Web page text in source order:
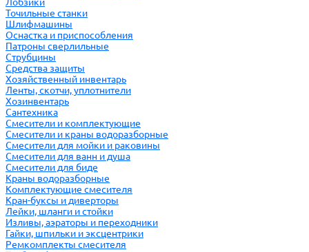
Точильные станки
Шлифмашины
Оснастка и приспособления
Патроны сверлильные
Струбцины
Средства защиты
Хозяйственный инвентарь
Ленты, скотчи, уплотнители
Хозинвентарь
Сантехника
Смесители и комплектующие
Смесители и краны водоразборные
Смесители для мойки и раковины
Смесители для ванн и душа
Смесители для биде
Краны водоразборные
Комплектующие смесителя
Кран-буксы и диверторы
Лейки, шланги и стойки
Изливы, аэраторы и переходники
Гайки, шпильки и эксцентрики
Ремкомплекты смесителя